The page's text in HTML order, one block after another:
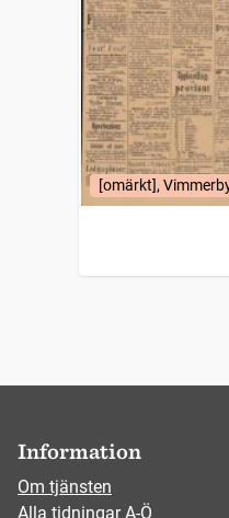
[omärkt],
Information
Om tjänsten
Alla tidningar A-Ö